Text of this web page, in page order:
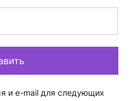
и e-mail для следующих